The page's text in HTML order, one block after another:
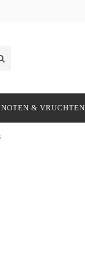
NOTEN & VRUCHTEN